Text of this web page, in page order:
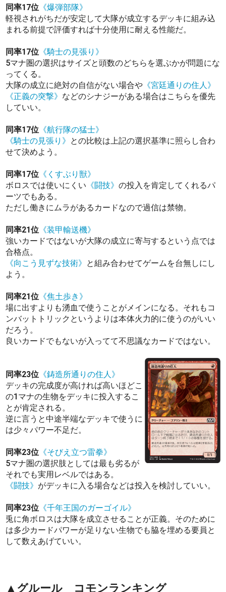
同率17位 《爆弾部隊》
軽視されがちだが安定して大隊が成立するデッキに組み込
まれる前提で評価すれば十分使用に耐える性能だ。
同率17位 《騎士の見張り》
5マナ圏の選択はサイズと頭数のどちらを選ぶかが問題にな
ってくる。
大隊の成立に絶対の自信がない場合や 《宮廷通りの住人》
《正義の突撃》 などのシナジーがある場合はこちらを優先
していい。
同率17位 《航行隊の猛士》
《騎士の見張り》 との比較は上記の選択基準に照らし合わ
せて決めよう。
同率17位 《くすぶり獣》
ボロスでは使いにくい 《闘技》の投入を肯定してくれるパ
ーツでもある。
ただし働きにムラがあるカードなので過信は禁物。
同率21位 《装甲輸送機》
強いカードではないが大隊の成立に寄与するという点では
合格点。
《向こう見ずな技術》 と組み合わせてゲームを台無しにし
よう。
同率21位 《焦土歩き》
場に出すよりも湧血で使うことがメインになる。それもコ
ンバットトリックというよりは本体火力的に使うのがいい
だろう。
良いカードでもないが入ってて不思議なカードではない。
同率23位 《鋳造所通りの住人》
デッキの完成度が高ければ高いほどこ
の1マナの生物をデッキに投入するこ
とが肯定される。
逆に言うと中途半端なデッキで使うに
は少々パワー不足だ。
同率23位 《そびえ立つ雷拳》
5マナ圏の選択肢としては最も劣るが
それでも実用レベルではある。
《闘技》 がデッキに入る場合などは投入を検討していい。
同率23位 《千年王国のガーゴイル》
兎に角ボロスは大隊を成立させることが正義。そのために
は多少カードパワーが足りない生物でも脇を埋める要員と
して数えあげていい。
▲グルール コモンランキング